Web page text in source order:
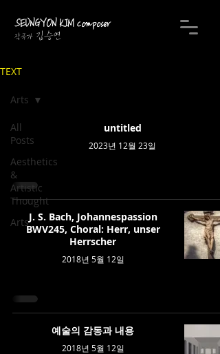
SEUNGYONKIM composer
작곡가 김승연
TEXT
All
Posts
Aesthetics
&
Artistic
Thought
Arts
Arts
untitled
2023년 12월 23일
J. S. Bach, Johannespassion
BWV245, Choral: Herr, unser
Herrscher
2018년 5월 12일
예술의 감동과 내용
2018년 5월 12일